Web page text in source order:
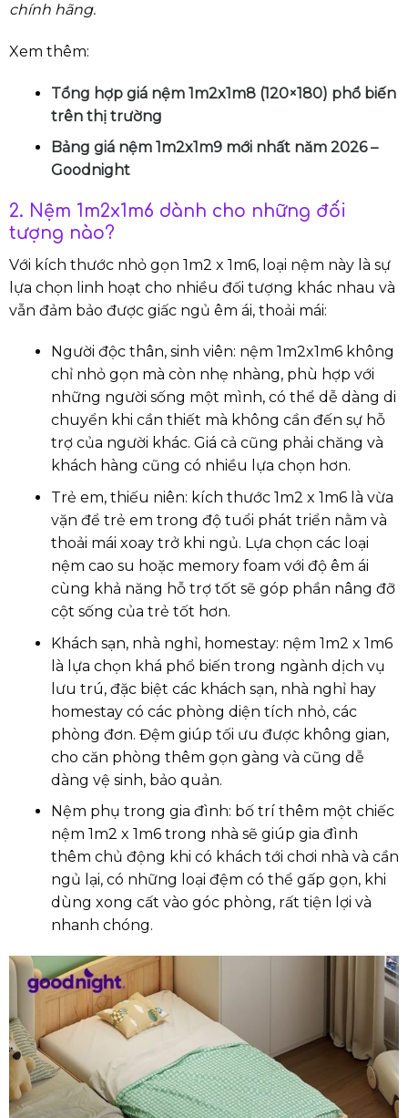
chính hãng.
Xem thêm:
Tổng hợp giá nệm 1m2x1m8 (120×180) phổ biến
trên thị trường
Bảng giá nệm 1m2x1m9 mới nhất năm 2026 –
Goodnight
2. Nệm 1m2x1m6 dành cho những đối
tượng nào?
Với kích thước nhỏ gọn 1m2 x 1m6, loại nệm này là sự
lựa chọn linh hoạt cho nhiều đối tượng khác nhau và
vẫn đảm bảo được giấc ngủ êm ái, thoải mái:
Người độc thân, sinh viên: nệm 1m2x1m6 không
chỉ nhỏ gọn mà còn nhẹ nhàng, phù hợp với
những người sống một mình, có thể dễ dàng di
chuyển khi cần thiết mà không cần đến sự hỗ
trợ của người khác. Giá cả cũng phải chăng và
khách hàng cũng có nhiều lựa chọn hơn.
Trẻ em, thiếu niên: kích thước 1m2 x 1m6 là vừa
vặn để trẻ em trong độ tuổi phát triển nằm và
thoải mái xoay trở khi ngủ. Lựa chọn các loại
nệm cao su hoặc memory foam với độ êm ái
cùng khả năng hỗ trợ tốt sẽ góp phần nâng đỡ
cột sống của trẻ tốt hơn.
Khách sạn, nhà nghỉ, homestay: nệm 1m2 x 1m6
là lựa chọn khá phổ biến trong ngành dịch vụ
lưu trú, đặc biệt các khách sạn, nhà nghỉ hay
homestay có các phòng diện tích nhỏ, các
phòng đơn. Đệm giúp tối ưu được không gian,
cho căn phòng thêm gọn gàng và cũng dễ
dàng vệ sinh, bảo quản.
Nệm phụ trong gia đình: bố trí thêm một chiếc
nệm 1m2 x 1m6 trong nhà sẽ giúp gia đình
thêm chủ động khi có khách tới chơi nhà và cần
ngủ lại, có những loại đệm có thể gấp gọn, khi
dùng xong cất vào góc phòng, rất tiện lợi và
nhanh chóng.